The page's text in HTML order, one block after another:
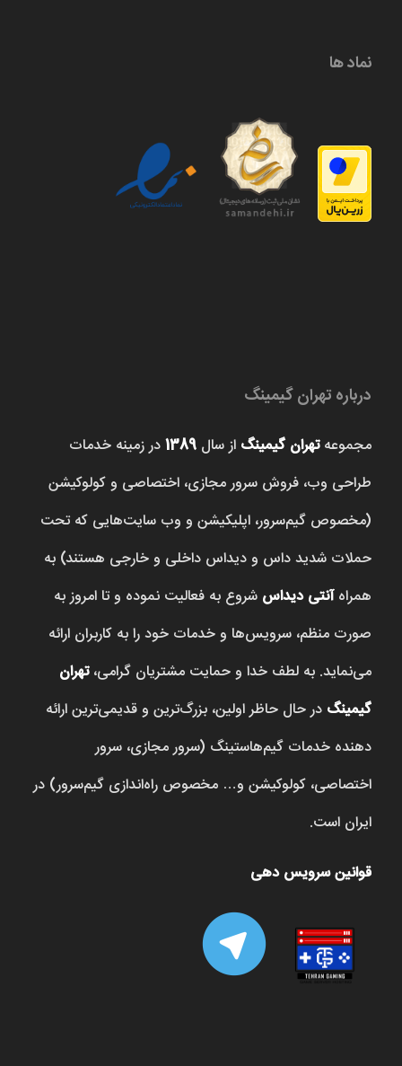
نماد ها
درباره تهران گیمینگ
مجموعهتهران گیمینگ از سال 1389در زمینه خدمات
طراحی وب، فروش‌ سرور مجازی، اختصاصی و کولوکیشن
(مخصوص گیم‌سرور، اپلیکیشن و وب سایت‌هایی که تحت
حملات شدید داس و دیداس داخلی و خارجی هستند) به
همراهآنتی دیداس شروع به فعالیت نموده و تا امروز به
صورت منظم، سرویس‌ها و خدمات خود را به کاربران ارائه
می‌نماید. به لطف خدا و حمایت مشتریان گرامی،تهران
گیمینگ در حال حاظر اولین، بزرگ‌ترین و قدیمی‌ترین ارائه
دهنده خدمات گیم‌هاستینگ (سرور مجازی، سرور
اختصاصی، کولوکیشن و… مخصوص راه‌اندازی گیم‌سرور) در
ایران است.
قوانین سرویس دهی